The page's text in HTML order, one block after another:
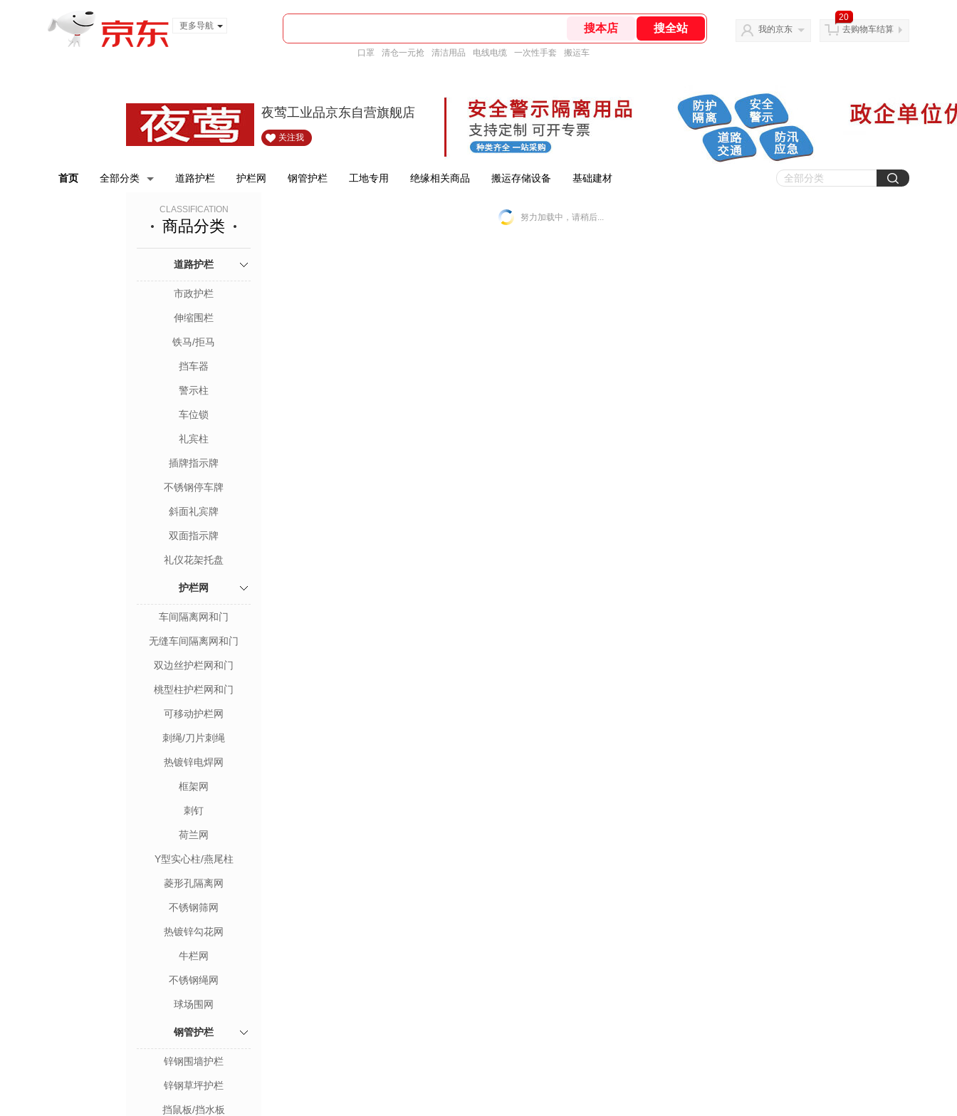
更多导航
口罩 清仓一元抢 清洁用品 电线电缆 一次性手套 搬运车
我的京东
20
去购物车结算
夜莺工业品京东自营旗舰店
关注我
首页 全部分类 道路护栏 护栏网 钢管护栏 工地专用 绝缘相关商品 搬运存储设备 基础建材
CLASSIFICATION
商品分类
道路护栏
市政护栏
伸缩围栏
铁马/拒马
挡车器
警示柱
车位锁
礼宾柱
插牌指示牌
不锈钢停车牌
斜面礼宾牌
双面指示牌
礼仪花架托盘
护栏网
车间隔离网和门
无缝车间隔离网和门
双边丝护栏网和门
桃型柱护栏网和门
可移动护栏网
刺绳/刀片刺绳
热镀锌电焊网
框架网
刺钉
荷兰网
Y型实心柱/燕尾柱
菱形孔隔离网
不锈钢筛网
热镀锌勾花网
牛栏网
不锈钢绳网
球场围网
钢管护栏
锌钢围墙护栏
锌钢草坪护栏
挡鼠板/挡水板
努力加载中，请稍后...